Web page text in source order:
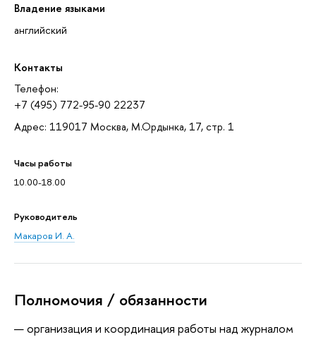
Владение языками
английский
Контакты
Телефон:
+7 (495) 772-95-90 22237
Адрес: 119017 Москва, М.Ордынка, 17, стр. 1
Часы работы
10.00-18.00
Руководитель
Макаров И. А.
Полномочия / обязанности
организация и координация работы над журналом